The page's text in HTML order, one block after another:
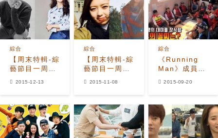
【周末特輯-綜
藝節目一周回
顧】SJ圭賢、
綜合
2015-12-13
【周末特輯-綜
藝節目一周回
顧】Super
感情世界受關
注
綜合
2015-11-08
《Running
Man》成員IQ
排名公開 最無
綜合
2015-09-20